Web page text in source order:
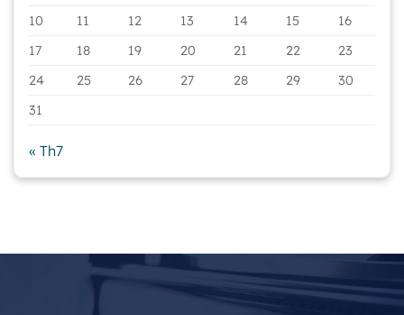
10
11 12 13 14 15
16
17
18 19 20 21 22
23
24
25 26 27 28 29
30
31
« Th7